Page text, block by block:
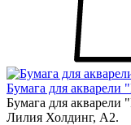
Бумага для акварели
Бумага для акварели
Лилия Холдинг, А2.